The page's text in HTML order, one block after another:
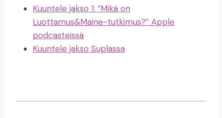
Kuuntele jakso 1: ”Mikä on
Luottamus&Maine-tutkimus?” Apple
podcasteissä
Kuuntele jakso Suplassa